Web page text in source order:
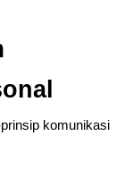
komunikasi